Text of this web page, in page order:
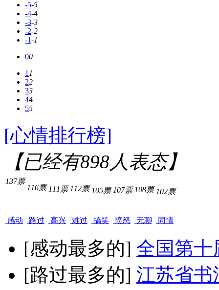
-5-5
-4-4
-3-3
-2-2
-1-1
00
11
22
33
44
55
[心情排行榜]
【已经有898人表态】
137票
感动
116票
路过
111票
高兴
112票
难过
105票
搞笑
107票
愤怒
108票
无聊
102票
同情
[感动最多的] 全国第十
[路过最多的] 江苏省书